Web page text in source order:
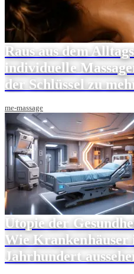
Raus aus dem
individuelle
der Schlüssel zu
me-massage
Utopie der
Wie Krankenhäuser
Jahrhundert